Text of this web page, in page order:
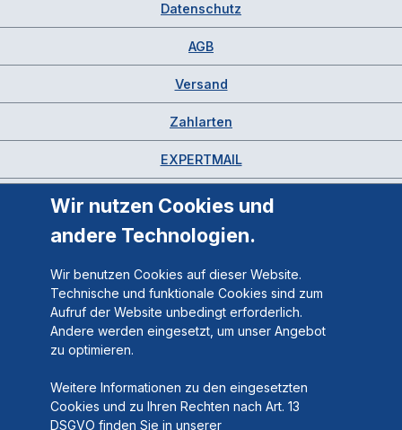
Datenschutz
AGB
Versand
Zahlarten
EXPERTMAIL
Wir nutzen Cookies und
andere Technologien.
Wir benutzen Cookies auf dieser Website.
Technische und funktionale Cookies sind zum
Aufruf der Website unbedingt erforderlich.
Andere werden eingesetzt, um unser Angebot
zu optimieren.
Weitere Informationen zu den eingesetzten
Cookies und zu Ihren Rechten nach Art. 13
DSGVO finden Sie in unserer